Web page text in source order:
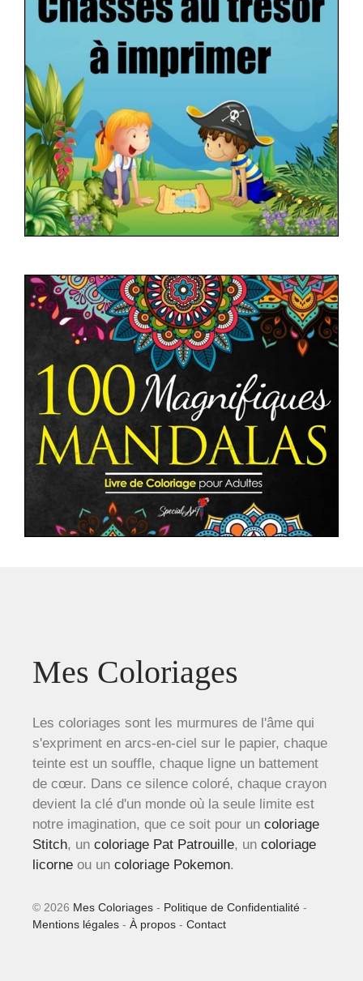
Mes Coloriages
Les coloriages sont les murmures de l'âme qui
s'expriment en arcs-en-ciel sur le papier, chaque
teinte est un souffle, chaque ligne un battement
de cœur. Dans ce silence coloré, chaque crayon
devient la clé d'un monde où la seule limite est
notre imagination, que ce soit pour un coloriage
Stitch, un coloriage Pat Patrouille, un coloriage
licorne ou un coloriage Pokemon.
© 2026 Mes Coloriages - Politique de Confidentialité -
Mentions légales - À propos - Contact